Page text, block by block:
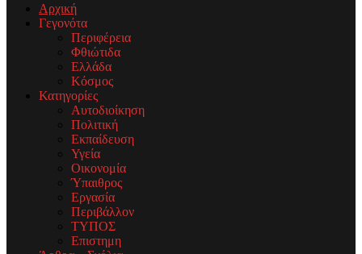
Αρχική
Γεγονότα
Περιφέρεια
Φθιώτιδα
Ελλάδα
Κόσμος
Κατηγορίες
Αυτοδιοίκηση
Πολιτική
Εκπαίδευση
Υγεία
Οικονομία
Ύπαιθρος
Εργασία
Περιβάλλον
ΤΥΠΟΣ
Επιστημη